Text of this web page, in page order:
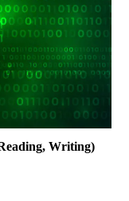
Writing)